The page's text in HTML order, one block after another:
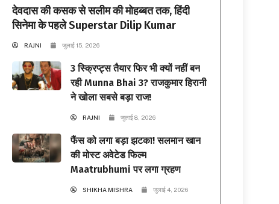
देवदास की कसक से सलीम की मोहब्बत तक, हिंदी
सिनेमा के पहले Superstar Dilip Kumar
RAJNI जुलाई 15, 2026
3 स्क्रिप्ट्स तैयार फिर भी क्यों नहीं बन
रही Munna Bhai 3? राजकुमार हिरानी
ने खोला सबसे बड़ा राज!
RAJNI जुलाई 8, 2026
फैंस को लगा बड़ा झटका! सलमान खान
की मोस्ट अवेटेड फिल्म
Maatrubhumi पर लगा ग्रहण
SHIKHA MISHRA जुलाई 4, 2026